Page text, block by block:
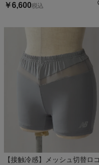
￥6,600税込
【接触冷感】メッシュ切替ロ